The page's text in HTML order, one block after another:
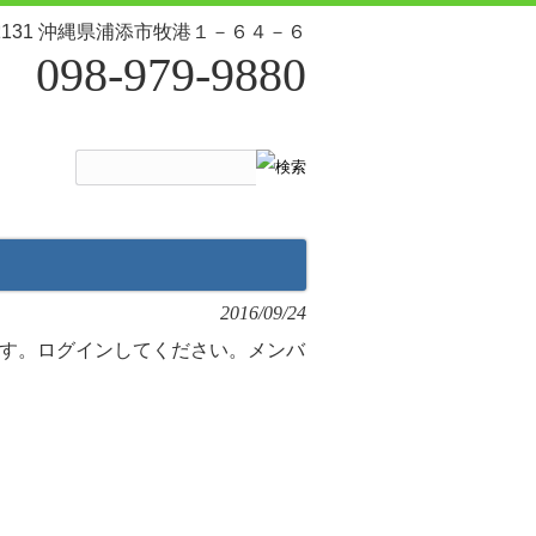
沖縄県浦添市牧港１－６４－６
098-979-9880
2016/09/24
。ログインしてください。メンバ